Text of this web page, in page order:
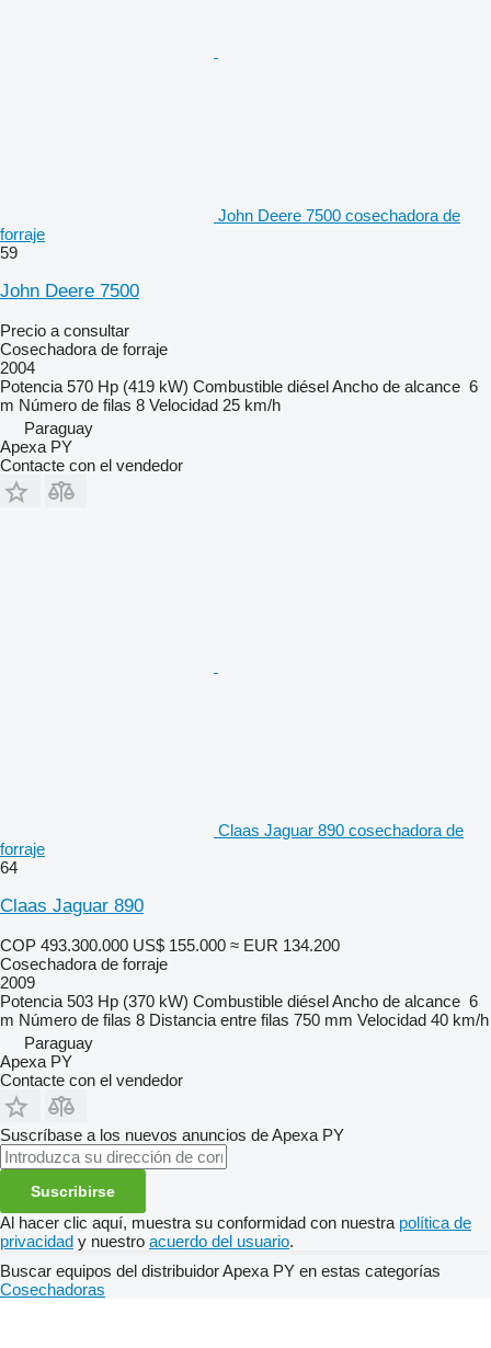
John Deere 7500 cosechadora de
forraje
59
John Deere 7500
Precio a consultar
Cosechadora de forraje
2004
Potencia 570 Hp (419 kW) Combustible diéselAncho de alcance 6
m Número de filas 8 Velocidad 25 km/h
Paraguay
Apexa PY
Contacte con el vendedor
Claas Jaguar 890 cosechadora de
forraje
64
Claas Jaguar 890
COP 493.300.000 US$ 155.000 ≈ EUR 134.200
Cosechadora de forraje
2009
Potencia 503 Hp (370 kW) Combustible diéselAncho de alcance 6
m Número de filas 8 Distancia entre filas 750 mm Velocidad 40 km/h
Paraguay
Apexa PY
Contacte con el vendedor
Suscríbase a los nuevos anuncios de Apexa PY
Suscribirse
Al hacer clic aquí, muestra su conformidad con nuestra política de
privacidad y nuestro acuerdo del usuario.
Buscar equipos del distribuidor Apexa PY en estas categorías
Cosechadoras